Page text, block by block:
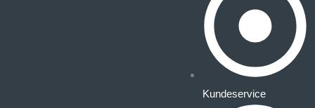
Kundeservice